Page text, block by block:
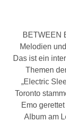
BETWEEN
Melodien
Das ist ein
Themen
„Electric
Toronto
Emo
Album am